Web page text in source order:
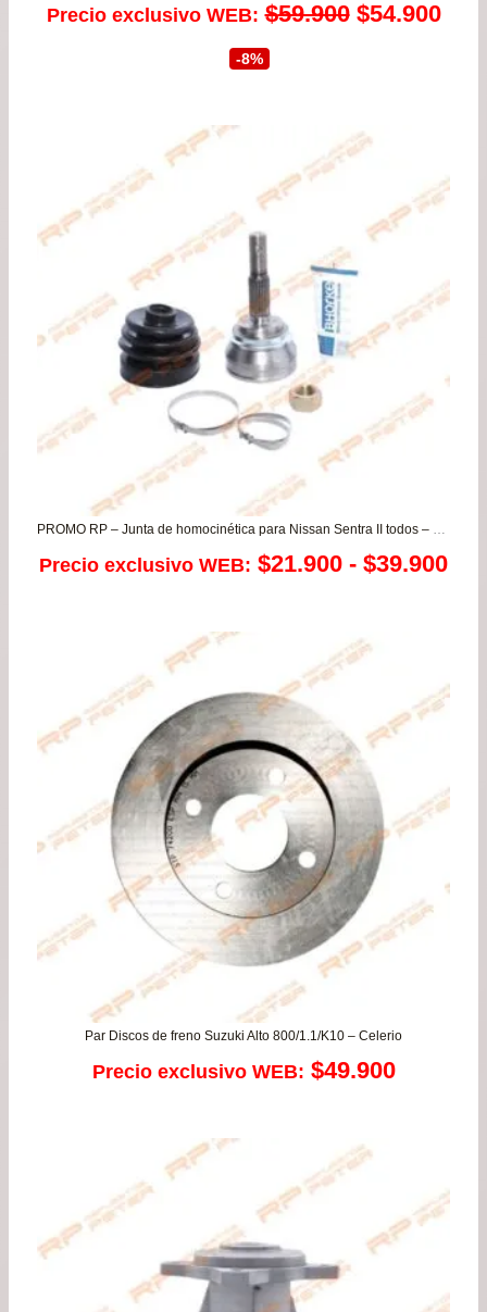
Precio exclusivo WEB: $59.900 El
era:
$59.900.
$54.900El
-8%
PROMO RP – Junta de homocinética para Nissan Sentra II todos – V16 solo para los años desde 2001 a 2003
Precio exclusivo WEB: $21.900 - $39.900
Par Discos de freno Suzuki Alto 800/1.1/K10 – Celerio
Precio exclusivo WEB: $49.900